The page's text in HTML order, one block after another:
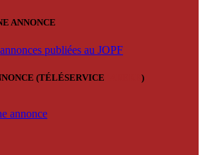
ANNONCE
publiées au JOPF
(TÉLÉSERVICE )
annonce